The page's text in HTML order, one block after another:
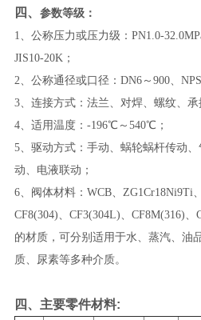
四、 参数等级：
1、公称压力或压力级：PN1.0-
JIS10-20K；
2、公称通径或口径：DN6～900、NPS
3、连接方式：法兰、对焊、螺纹、承
4、适用温度：-196℃～540℃；
5、驱动方式：手动、蜗轮蜗杆传动
动、电液联动；
6、阀体材料：WCB、ZG1Cr18Ni9Ti
CF8(304)、CF3(304L)、CF8M(316)
的材质，可分别适用于水、蒸汽、油
质、尿素等多种介质。
四、主要零件材料: